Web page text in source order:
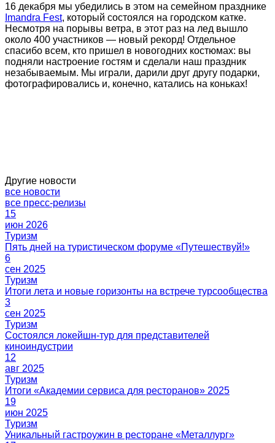
16 декабря мы убедились в этом на семейном празднике
Imandra Fest, который состоялся на городском катке.
Несмотря на порывы ветра, в этот раз на лед вышло
около 400 участников — новый рекорд! Отдельное
спасибо всем, кто пришел в новогодних костюмах: вы
подняли настроение гостям и сделали наш праздник
незабываемым. Мы играли, дарили друг другу подарки,
фотографировались и, конечно, катались на коньках!
Другие новости
все новости
все пресс-релизы
15
июн 2026
Туризм
Пять дней на туристическом форуме «Путешествуй!»
6
сен 2025
Туризм
Итоги лета и новые горизонты на встрече турсообщества
3
сен 2025
Туризм
Состоялся локейшн-тур для представителей
киноиндустрии
12
авг 2025
Туризм
Итоги «Академии сервиса для ресторанов» 2025
19
июн 2025
Туризм
Уникальный гастроужин в ресторане «Металлург»